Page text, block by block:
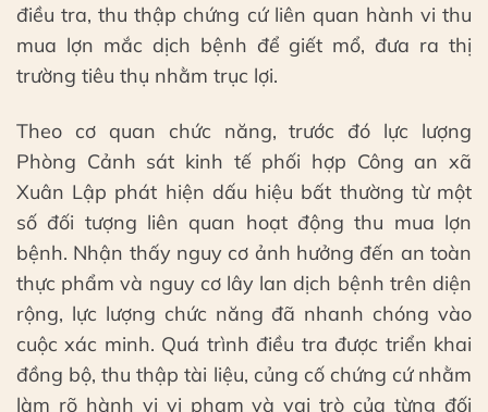
điều tra, thu thập chứng cứ liên quan hành vi thu
mua lợn mắc dịch bệnh để giết mổ, đưa ra thị
trường tiêu thụ nhằm trục lợi.
Theo cơ quan chức năng, trước đó lực lượng
Phòng Cảnh sát kinh tế phối hợp Công an xã
Xuân Lập phát hiện dấu hiệu bất thường từ một
số đối tượng liên quan hoạt động thu mua lợn
bệnh. Nhận thấy nguy cơ ảnh hưởng đến an toàn
thực phẩm và nguy cơ lây lan dịch bệnh trên diện
rộng, lực lượng chức năng đã nhanh chóng vào
cuộc xác minh. Quá trình điều tra được triển khai
đồng bộ, thu thập tài liệu, củng cố chứng cứ nhằm
làm rõ hành vi vi phạm và vai trò của từng đối